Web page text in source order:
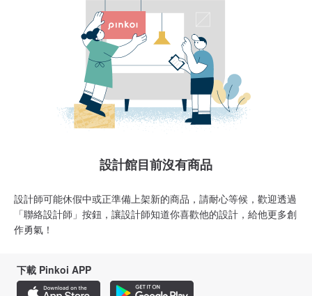
設計館目前沒有商品
設計師可能休假中或正準備上架新的商品，請耐心等候，歡迎透過
「聯絡設計師」按鈕，讓設計師知道你喜歡他的設計，給他更多創
作勇氣！
下載 Pinkoi APP